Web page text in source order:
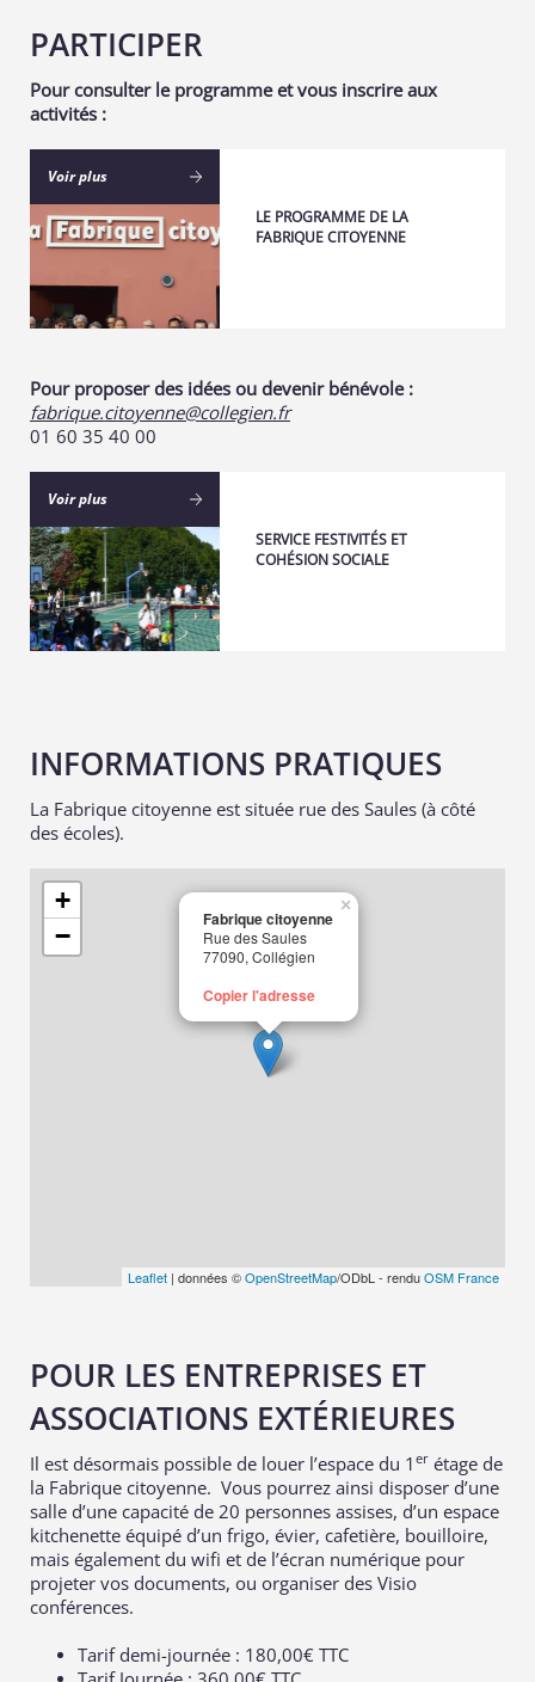
PARTICIPER
Pour consulter le programme et vous inscrire aux
activités :
Voir plus
LE PROGRAMME DE LA
FABRIQUE CITOYENNE
Pour proposer des idées ou devenir bénévole :
fabrique.citoyenne@collegien.fr
01 60 35 40 00
Voir plus
SERVICE FESTIVITÉS ET
COHÉSION SOCIALE
INFORMATIONS PRATIQUES
La Fabrique citoyenne est située rue des Saules (à côté
des écoles).
Fabrique citoyenne
Rue des Saules
77090, Collégien
Copier l'adresse
×
+
−
Leaflet | données ©OpenStreetMap/ODbL - renduOSM France
POUR LES ENTREPRISES ET
ASSOCIATIONS EXTÉRIEURES
Il est désormais possible de louer l’espace du 1 er étage de
la Fabrique citoyenne. Vous pourrez ainsi disposer d’une
salle d’une capacité de 20 personnes assises, d’un espace
kitchenette équipé d’un frigo, évier, cafetière, bouilloire,
mais également du wifi et de l’écran numérique pour
projeter vos documents, ou organiser des Visio
conférences.
Tarif demi-journée : 180,00€ TTC